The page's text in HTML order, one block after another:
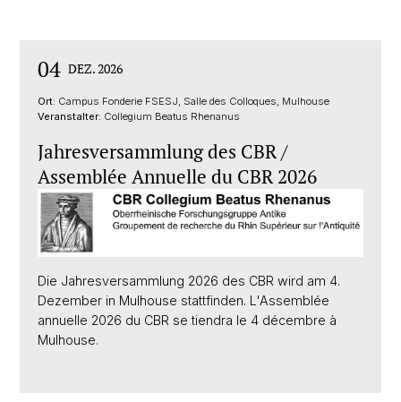
04 DEZ. 2026
Ort: Campus Fonderie FSESJ, Salle des Colloques, Mulhouse
Veranstalter: Collegium Beatus Rhenanus
Jahresversammlung des CBR /
Assemblée Annuelle du CBR 2026
Die Jahresversammlung 2026 des CBR wird am 4.
Dezember in Mulhouse stattfinden. L'Assemblée
annuelle 2026 du CBR se tiendra le 4 décembre à
Mulhouse.